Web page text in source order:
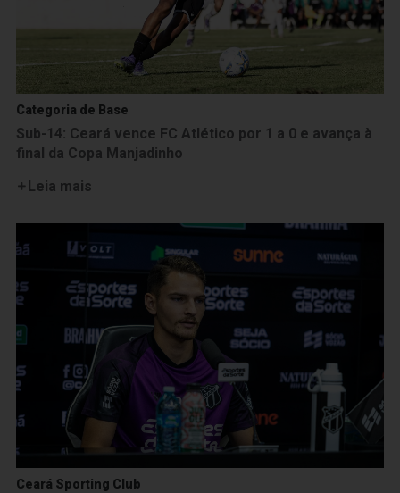
Categoria de Base
Sub-14: Ceará vence FC Atlético por 1 a 0 e avança à
final da Copa Manjadinho
Leia mais
Ceará Sporting Club